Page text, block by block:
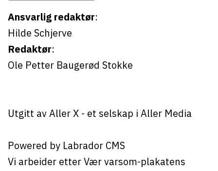
Ansvarlig redaktør:
Hilde Schjerve
Redaktør:
Ole Petter Baugerød Stokke
Utgitt av Aller X- et selskap i Aller Media
Powered by Labrador CMS
Vi arbeider etter Vær varsom-plakatens